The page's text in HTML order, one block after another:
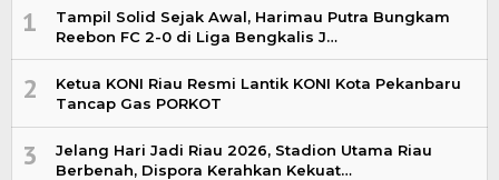
1
Tampil Solid Sejak Awal, Harimau Putra Bungkam
Reebon FC 2-0 di Liga Bengkalis J…
2
Ketua KONI Riau Resmi Lantik KONI Kota Pekanbaru
Tancap Gas PORKOT
3
Jelang Hari Jadi Riau 2026, Stadion Utama Riau
Berbenah, Dispora Kerahkan Kekuat…